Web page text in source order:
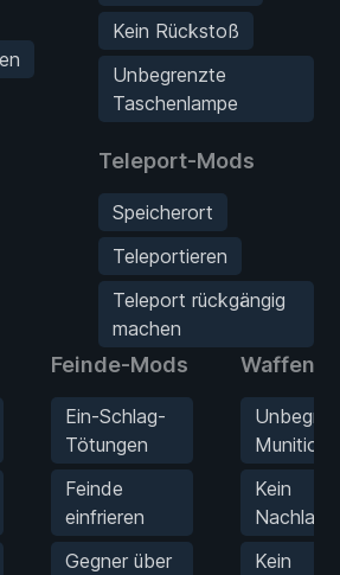
Kein Rückstoß
Unbegrenzte
Taschenlampe
Teleport-Mods
Speicherort
Teleportieren
Teleport rückgängig
machen
Feinde-Mods
Ein-Schlag-
Tötungen
Feinde
einfrieren
Gegner über
Waffen-
Munition
Kein
Kein